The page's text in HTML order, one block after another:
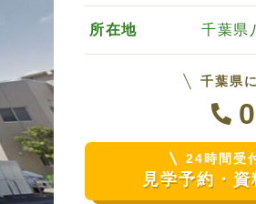
所在地 千葉県
千葉県
24時間受
見学予約・資